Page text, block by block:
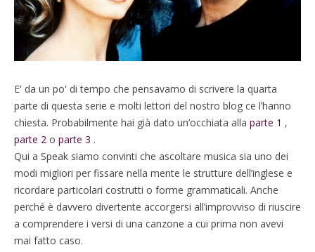
E' da un po' di tempo che pensavamo di scrivere la quarta
parte di questa serie e molti lettori del nostro blog ce l’hanno
chiesta. Probabilmente hai già dato un’occhiata alla parte 1 ,
parte 2 o parte 3 .
Qui a Speak siamo convinti che ascoltare musica sia uno dei
modi migliori per fissare nella mente le strutture dell’inglese e
ricordare particolari costrutti o forme grammaticali. Anche
perché è davvero divertente accorgersi all’improvviso di riuscire
a comprendere i versi di una canzone a cui prima non avevi
mai fatto caso.